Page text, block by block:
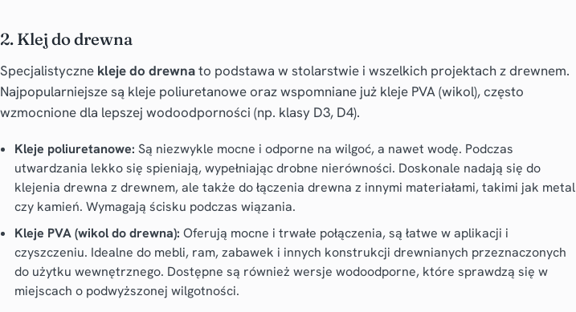
2. Klej do drewna
Specjalistyczne kleje do drewnato podstawa w stolarstwie i wszelkich projektach z drewnem.
Najpopularniejsze są kleje poliuretanowe oraz wspomniane już kleje PVA (wikol), często
wzmocnione dla lepszej wodoodporności (np. klasy D3, D4).
Kleje poliuretanowe: Są niezwykle mocne i odporne na wilgoć, a nawet wodę. Podczas
utwardzania lekko się spieniają, wypełniając drobne nierówności. Doskonale nadają się do
klejenia drewna z drewnem, ale także do łączenia drewna z innymi materiałami, takimi jak metal
czy kamień. Wymagają ścisku podczas wiązania.
Kleje PVA (wikol do drewna): Oferują mocne i trwałe połączenia, są łatwe w aplikacji i
czyszczeniu. Idealne do mebli, ram, zabawek i innych konstrukcji drewnianych przeznaczonych
do użytku wewnętrznego. Dostępne są również wersje wodoodporne, które sprawdzą się w
miejscach o podwyższonej wilgotności.